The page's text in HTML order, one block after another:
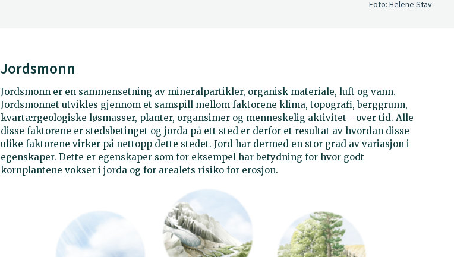
Foto: Helene Stav
Jordsmonn
Jordsmonn er en sammensetning av mineralpartikler, organisk materiale, luft og vann.
Jordsmonnet utvikles gjennom et samspill mellom faktorene klima, topografi, berggrunn,
kvartærgeologiske løsmasser, planter, organsimer og menneskelig aktivitet - over tid. Alle
disse faktorene er stedsbetinget og jorda på ett sted er derfor et resultat av hvordan disse
ulike faktorene virker på nettopp dette stedet. Jord har dermed en stor grad av variasjon i
egenskaper. Dette er egenskaper som for eksempel har betydning for hvor godt
kornplantene vokser i jorda og for arealets risiko for erosjon.